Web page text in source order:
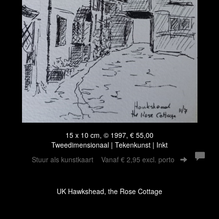
15 x 10 cm, © 1997, € 55,00
Tweedimensionaal | Tekenkunst | Inkt
Stuur als kunstkaart Vanaf € 2,95 excl. porto
UK Hawkshead, the Rose Cottage